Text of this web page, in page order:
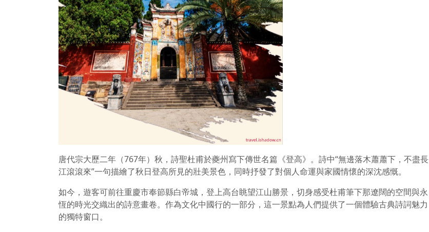
唐代宗大歷二年（767年）秋，詩聖杜甫於夔州寫下傳世名篇《登高》。詩中“無邊落木蕭蕭下，不盡長
江滾滾來”一句描繪了秋日登高所見的壯美景色，同時抒發了對個人命運與家國情懷的深沈感慨。
如今，遊客可前往重慶市奉節縣白帝城，登上高台眺望江山勝景，切身感受杜甫筆下那遼闊的空間與永
恆的時光交織出的詩意畫卷。作為文化中國行的一部分，這一景點為人們提供了一個體驗古典詩詞魅力
的獨特窗口。